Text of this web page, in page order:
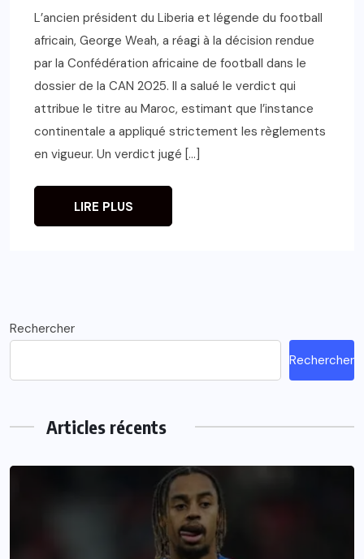
L’ancien président du Liberia et légende du football
africain, George Weah, a réagi à la décision rendue
par la Confédération africaine de football dans le
dossier de la CAN 2025. Il a salué le verdict qui
attribue le titre au Maroc, estimant que l’instance
continentale a appliqué strictement les règlements
en vigueur. Un verdict jugé […]
LIRE PLUS
Rechercher
Rechercher
Articles récents